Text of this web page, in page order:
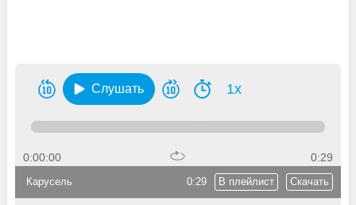
Слушать 1x
0:00:00 0:29
0:29 В плейлист Скачать
Карусель